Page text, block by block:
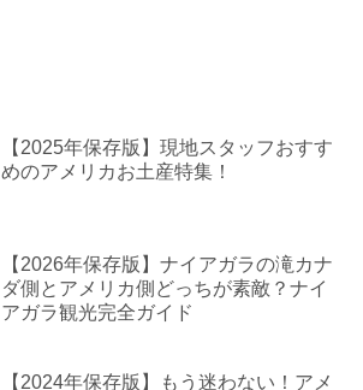
【2025年保存版】現地スタッフおすす
めのアメリカお土産特集！
【2026年保存版】ナイアガラの滝カナ
ダ側とアメリカ側どっちが素敵？ナイ
アガラ観光完全ガイド
【2024年保存版】もう迷わない！アメ